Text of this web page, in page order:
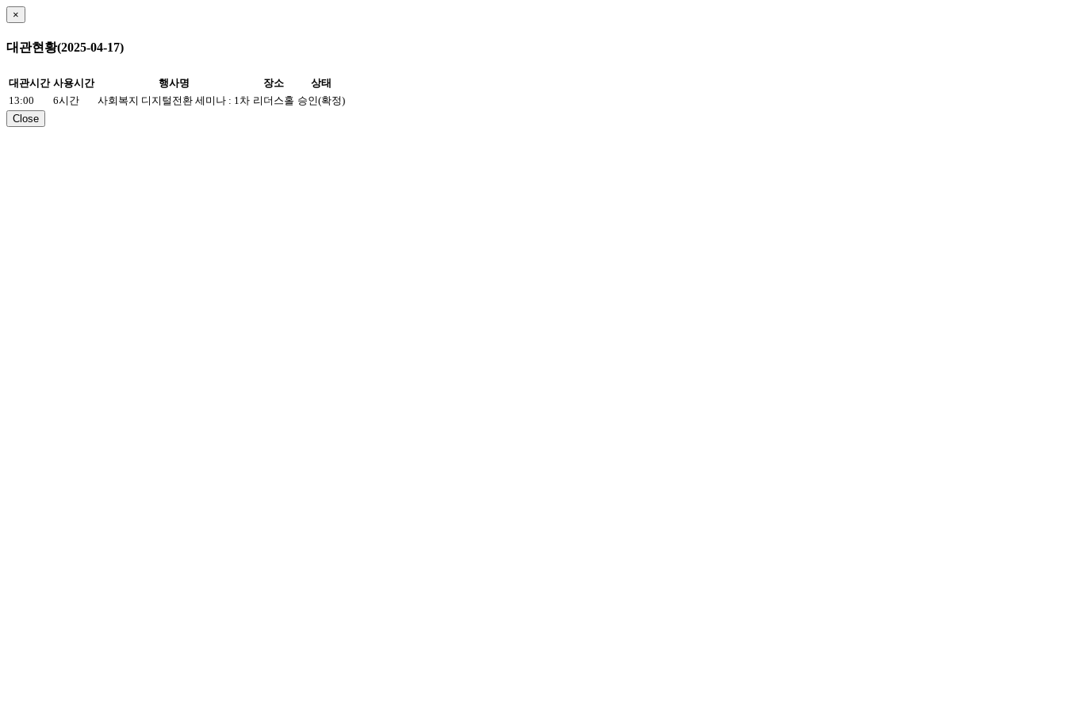
×
대관현황(2025-04-17)
대관시간 사용시간 행사명 장소
상태
13:00
6시간 사회복지 디지털전환 세미나 : 1차 리더스홀 승인(확정)
Close